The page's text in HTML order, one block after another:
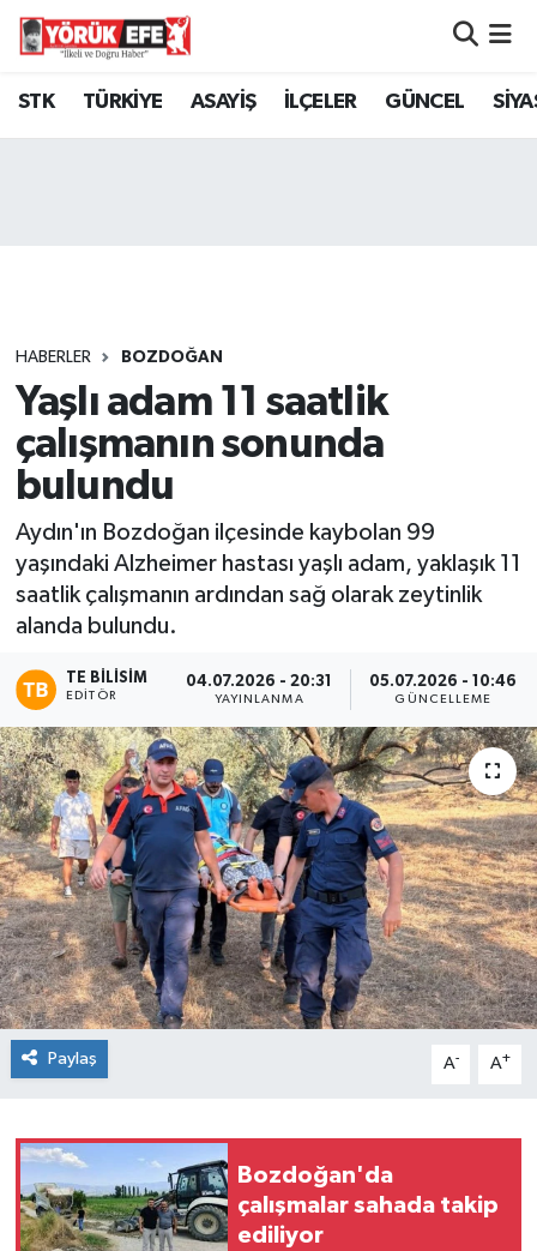
STK TÜRKİYE ASAYİŞ İLÇELER GÜNCEL
HABERLER BOZDOĞAN
Yaşlı adam 11 saatlik
çalışmanın sonunda
bulundu
Aydın'ın Bozdoğan ilçesinde kaybolan 99
yaşındaki Alzheimer hastası yaşlı adam, yaklaşık 11
saatlik çalışmanın ardından sağ olarak zeytinlik
alanda bulundu.
TE BILISIM
EDITÖR
04.07.2026 - 20:31
YAYINLANMA
05.07.2026 - 10:46
GÜNCELLEME
Paylaş A- A+
Bozdoğan'da
çalışmalar sahada takip
ediliyor
Aydın Nöbetçi Eczaneler
Tüm Manşetler
Son Dakika Haberleri
Haber Arşivi